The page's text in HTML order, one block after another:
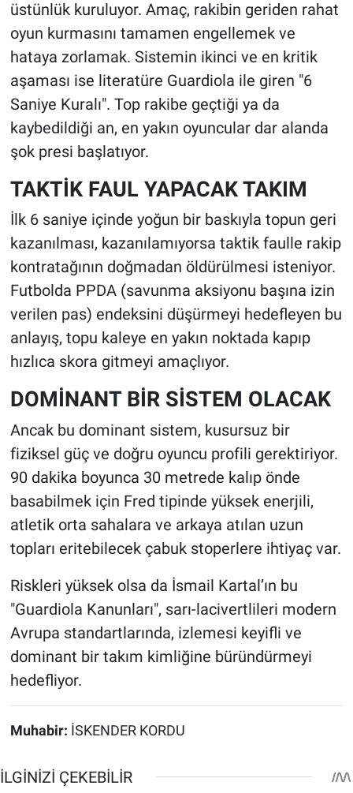
üstünlük kuruluyor. Amaç, rakibin geriden rahat
oyun kurmasını tamamen engellemek ve
hataya zorlamak. Sistemin ikinci ve en kritik
aşaması ise literatüre Guardiola ile giren "6
Saniye Kuralı". Top rakibe geçtiği ya da
kaybedildiği an, en yakın oyuncular dar alanda
şok presi başlatıyor.
TAKTİK FAUL YAPACAK TAKIM
İlk 6 saniye içinde yoğun bir baskıyla topun geri
kazanılması, kazanılamıyorsa taktik faulle rakip
kontratağının doğmadan öldürülmesi isteniyor.
Futbolda PPDA (savunma aksiyonu başına izin
verilen pas) endeksini düşürmeyi hedefleyen bu
anlayış, topu kaleye en yakın noktada kapıp
hızlıca skora gitmeyi amaçlıyor.
DOMİNANT BİR SİSTEM OLACAK
Ancak bu dominant sistem, kusursuz bir
fiziksel güç ve doğru oyuncu profili gerektiriyor.
90 dakika boyunca 30 metrede kalıp önde
basabilmek için Fred tipinde yüksek enerjili,
atletik orta sahalara ve arkaya atılan uzun
topları eritebilecek çabuk stoperlere ihtiyaç var.
Riskleri yüksek olsa da İsmail Kartal’ın bu
"Guardiola Kanunları", sarı-lacivertlileri modern
Avrupa standartlarında, izlemesi keyifli ve
dominant bir takım kimliğine büründürmeyi
hedefliyor.
Muhabir: İSKENDER KORDU